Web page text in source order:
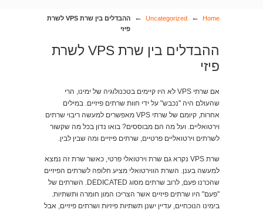
Home
←
Uncategorized
←
ההבדלים בין שרת VPS לשרת
פיזי
ההבדלים בין שרת VPS לשרת
פיזי
אם שרתי VPS לא היו קיימים בטכנולוגיה של ימינו, הרי
שהעולם היה "נכבש" על ידי חוות שרתים פיזיים. במילים
אחרות, קיומם של שרתי VPS מאפשרים למעשה ריבוי שרתים
וירטואליים. ועל מה הם מבוססים? בואו נדון בכל מה שקשור
לשרתים וירטואליים פרטיים, שרתים פיזיים ומה שבין לבין.
שרת VPS נקרא גם שרת וירטואלי פרטי, כאשר שרת זה נמצא
למעשה בענן. השרת הווירטואלי מציע חלופה לשרתים הפיזיים
שהכרנו פעם, לרוב שרתים מסוג DEDICATED. השרתים של
"פעם" היו שרתים פיזיים אשר הצריכו המון חומרה ותשתיות.
בימינו הנוכחיים, עדיין ישנן תשתיות פיזיות ושרתים פיזיים, אבל